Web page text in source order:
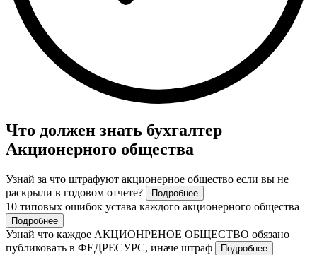
Что должен знать бухгалтер
Акционерного общества
Узнай за что штрафуют акционерное общество если вы не
раскрыли в годовом отчете?
Подробнее
10 типовых ошибок устава каждого акционерного общества
Подробнее
Узнай что каждое АКЦИОНРЕНОЕ ОБЩЕСТВО обязано
публиковать в ФЕДРЕСУРС, иначе штраф
Подробнее